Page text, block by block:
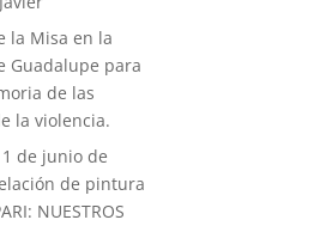
la Misa en la
Guadalupe para
de las
la violencia.
de junio de
de pintura
NUESTROS